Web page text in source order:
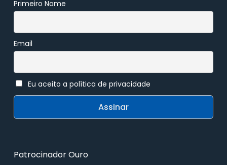
Primeiro Nome
Email
Eu aceito a política de privacidade
Patrocinador Ouro